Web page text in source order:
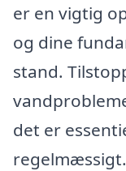
er en vigtig
og dine
stand.
det er
regelmæssigt.